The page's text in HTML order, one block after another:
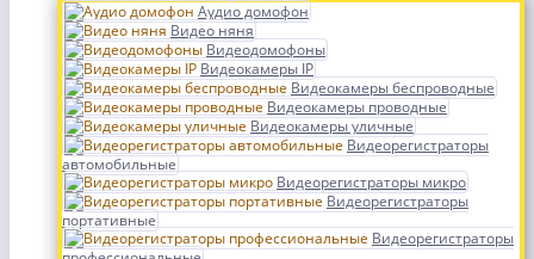
Аудио домофон
Видео няня
Видеодомофоны
Видеокамеры IP
Видеокамеры беспроводные
Видеокамеры проводные
Видеокамеры уличные
Видеорегистраторы
автомобильные
Видеорегистраторы микро
Видеорегистраторы
портативные
Видеорегистраторы